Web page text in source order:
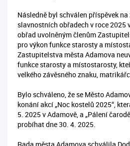
Následně byl schválen příspěvek
slavnostních obřadech v roce 2025
obřad uvolněným členům
pro výkon funkce starosty a
Zastupitelstva města Adamova
funkce starosty a místostarosty,
velkého závěsného znaku,
Bylo schváleno, že se Město
konání akcí „Noc kostelů 2025“,
5. 2025 v Adamově, a „Pálení
probíhat dne 30. 4. 2025.